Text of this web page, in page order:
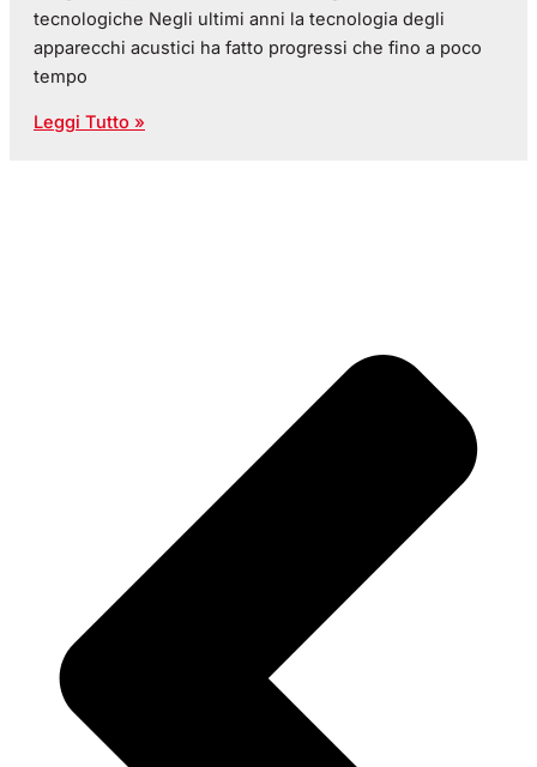
tecnologiche Negli ultimi anni la tecnologia degli
apparecchi acustici ha fatto progressi che fino a poco
tempo
Leggi Tutto »